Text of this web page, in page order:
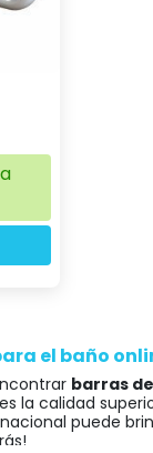
el baño
barras
la calidad
puede